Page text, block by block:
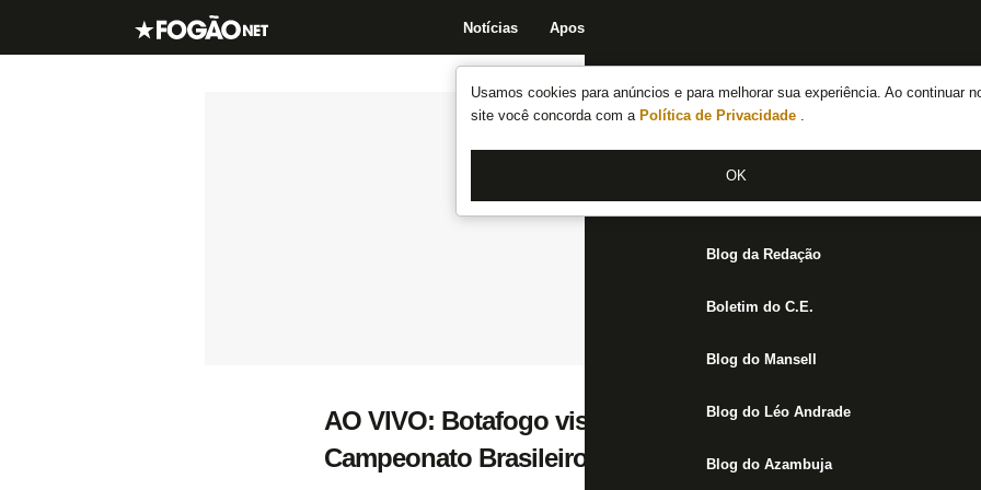
Usamos cookies para anúncios e para melhorar sua experiência. Ao continuar
site você concorda com a Política de Privacidade .
OK
Notícias Apostas
Notícias do Botafogo
Fórum
Jogos
Blog da Redação
Boletim do C.E.
Blog do Mansell
Blog do Léo Andrade
Blog do Azambuja
AO VIVO: Botafogo visita o América-MG para retornar ao
Campeonato Brasileiro Sub-20